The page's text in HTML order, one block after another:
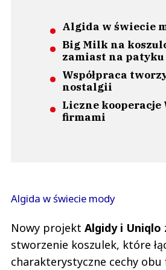
Algida w świecie
Big Milk na
zamiast na patyku
Współpraca
nostalgii
Liczne kooperacje
firmami
Algida w świecie mody
Nowy projekt Algidy i Uniqlo
stworzenie koszulek, które
charakterystyczne cechy